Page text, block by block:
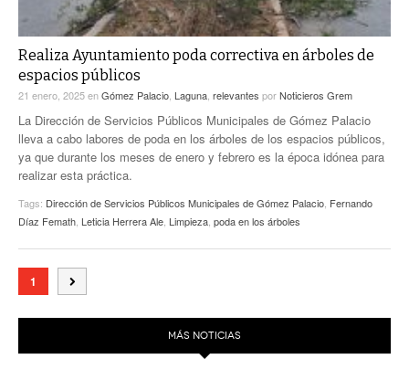
Realiza Ayuntamiento poda correctiva en árboles de
espacios públicos
21 enero, 2025enGómez Palacio Laguna relevantes porNoticieros Grem
La Dirección de Servicios Públicos Municipales de Gómez Palacio
lleva a cabo labores de poda en los árboles de los espacios públicos,
ya que durante los meses de enero y febrero es la época idónea para
realizar esta práctica.
Tags: Dirección de Servicios Públicos Municipales de Gómez Palacio Fernando
Díaz Femath Leticia Herrera Ale Limpieza poda en los árboles
1
MÁS NOTICIAS